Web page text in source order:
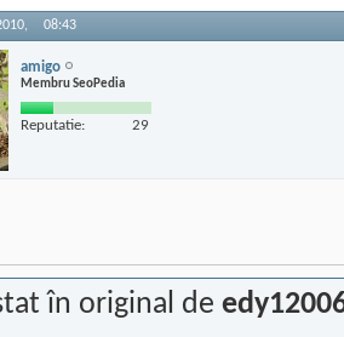
08:43
amigo
Membru SeoPedia
Reputatie: 29
în original de